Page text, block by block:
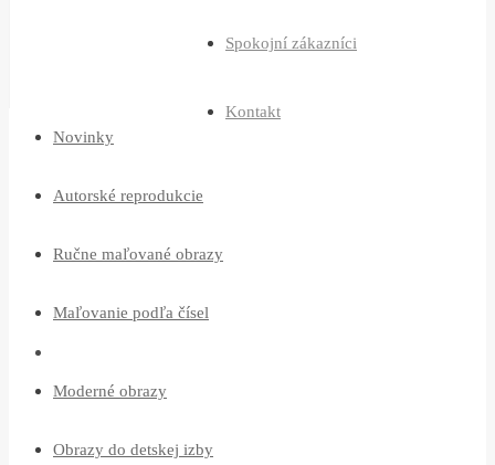
Spokojní zákazníci
Kontakt
Novinky
Autorské reprodukcie
Ručne maľované obrazy
Maľovanie podľa čísel
Moderné obrazy
Obrazy do detskej izby